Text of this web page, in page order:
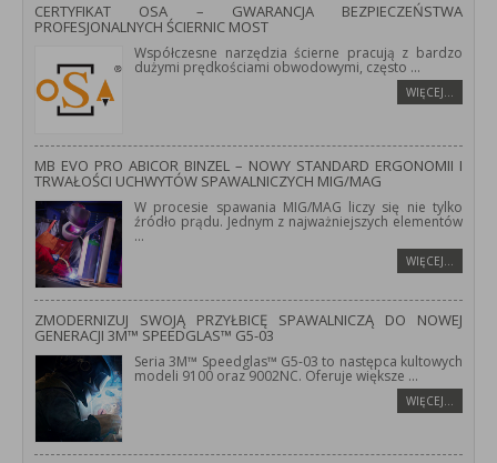
CERTYFIKAT OSA – GWARANCJA BEZPIECZEŃSTWA
PROFESJONALNYCH ŚCIERNIC MOST
Współczesne narzędzia ścierne pracują z bardzo
dużymi prędkościami obwodowymi, często ...
WIĘCEJ…
MB EVO PRO ABICOR BINZEL – NOWY STANDARD ERGONOMII I
TRWAŁOŚCI UCHWYTÓW SPAWALNICZYCH MIG/MAG
W procesie spawania MIG/MAG liczy się nie tylko
źródło prądu. Jednym z najważniejszych elementów
...
WIĘCEJ…
ZMODERNIZUJ SWOJĄ PRZYŁBICĘ SPAWALNICZĄ DO NOWEJ
GENERACJI 3M™ SPEEDGLAS™ G5-03
Seria 3M™ Speedglas™ G5-03 to następca kultowych
modeli 9100 oraz 9002NC. Oferuje większe ...
WIĘCEJ…